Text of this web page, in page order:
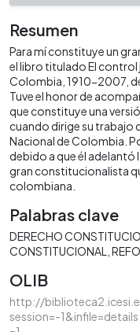
Resumen
Para mí constituye un
el libro titulado El control
Colombia, 1910-2007,
Tuve el honor de
que constituye una
cuando dirige su trabajo
Nacional de Colombia.
debido a que él adelantó
gran constitucionalista
colombiana.
Palabras clave
DERECHO
CONSTITUCIONAL
OLIB
http://
session=-